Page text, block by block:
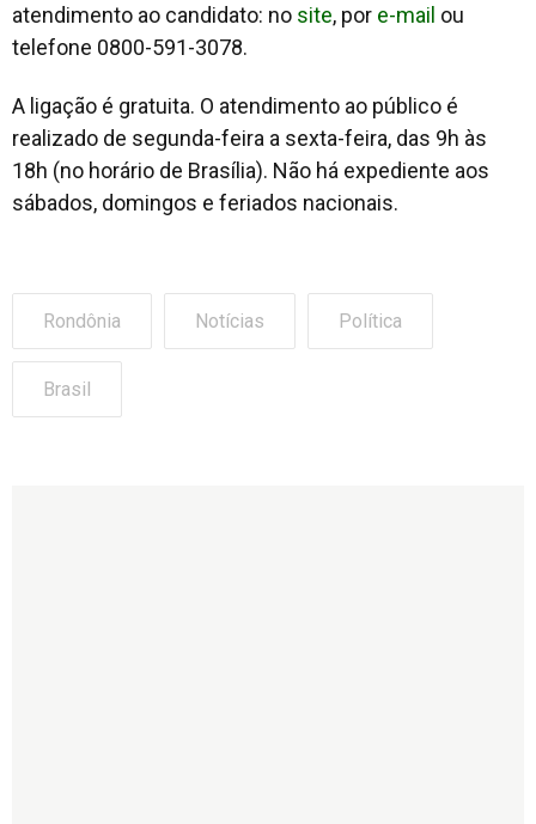
atendimento ao candidato: no site, por e-mail ou
telefone 0800-591-3078.
A ligação é gratuita. O atendimento ao público é
realizado de segunda-feira a sexta-feira, das 9h às
18h (no horário de Brasília). Não há expediente aos
sábados, domingos e feriados nacionais.
Rondônia Notícias Política
Brasil